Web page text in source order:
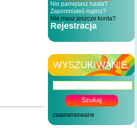
Nie pamiętasz hasła?
Zapomniałeś loginu?
Nie masz jeszcze konta?
Rejestracja
WYSZUKIWANIE
zaawansowane